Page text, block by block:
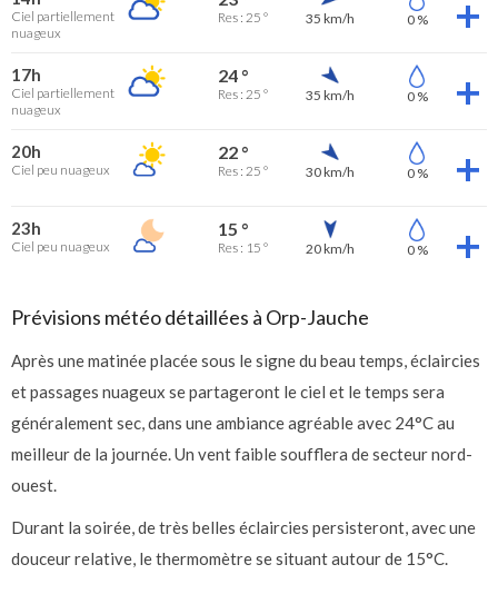
Ciel partiellement
nuageux
Res : 25 ° 35 km/h 0 %
17h
Ciel partiellement
nuageux
24 °
Res : 25 ° 35 km/h 0 %
20h
Ciel peu nuageux
22 °
Res : 25 ° 30 km/h 0 %
23h
Ciel peu nuageux
15 °
Res : 15 ° 20 km/h 0 %
Prévisions météo détaillées à Orp-Jauche
Après une matinée placée sous le signe du beau temps, éclaircies
et passages nuageux se partageront le ciel et le temps sera
généralement sec, dans une ambiance agréable avec 24°C au
meilleur de la journée. Un vent faible soufflera de secteur nord-
ouest.
Durant la soirée, de très belles éclaircies persisteront, avec une
douceur relative, le thermomètre se situant autour de 15°C.